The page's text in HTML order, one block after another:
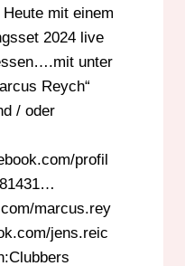
mit einem
2024 live
unter
Reych“
/ oder
profil
marcus.rey
jens.reic